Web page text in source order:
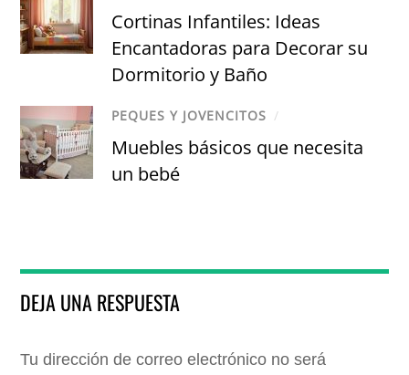
Cortinas Infantiles: Ideas
Encantadoras para Decorar su
Dormitorio y Baño
PEQUES Y JOVENCITOS /
Muebles básicos que necesita
un bebé
DEJA UNA RESPUESTA
Tu dirección de correo electrónico no será